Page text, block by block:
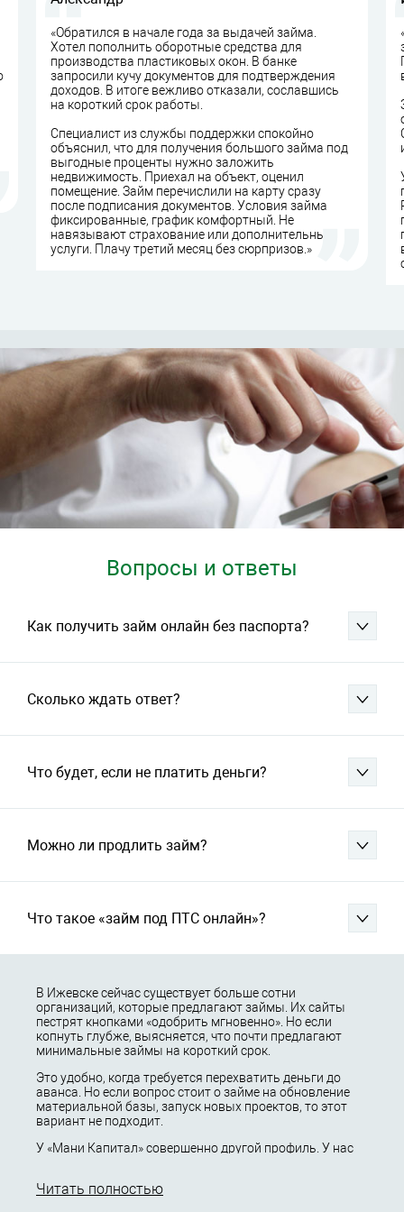
«Обратился в начале года за выдачей займа.
Хотел пополнить оборотные средства для
производства пластиковых окон. В банке
запросили кучу документов для подтверждения
доходов. В итоге вежливо отказали, сославшись
на короткий срок работы.
Специалист из службы поддержки спокойно
объяснил, что для получения большого займа под
выгодные проценты нужно заложить
недвижимость. Приехал на объект, оценил
помещение. Займ перечислили на карту сразу
после подписания документов. Условия займа
фиксированные, график комфортный. Не
навязывают страхование или дополнительные
услуги. Плачу третий месяц без сюрпризов.»
Вопросы и ответы
Как получить займ онлайн без паспорта?
Сколько ждать ответ?
Что будет, если не платить деньги?
Можно ли продлить займ?
Что такое «займ под ПТС онлайн»?
В Ижевске сейчас существует больше сотни
организаций, которые предлагают займы. Их сайты
пестрят кнопками «одобрить мгновенно». Но если
копнуть глубже, выясняется, что почти предлагают
минимальные займы на короткий срок.
Это удобно, когда требуется перехватить деньги до
аванса. Но если вопрос стоит о займе на обновление
материальной базы, запуск новых проектов, то этот
вариант не подходит.
У «Мани Капитал» совершенно другой профиль. У нас
Читать полностью